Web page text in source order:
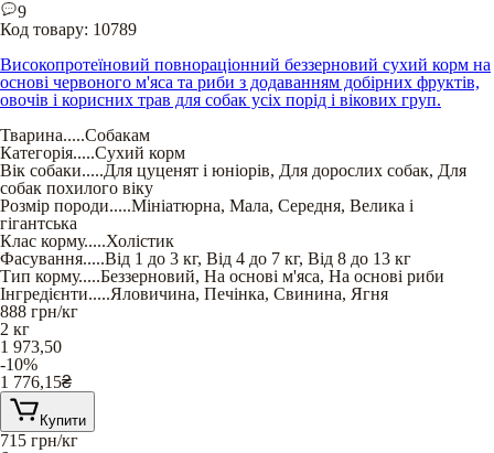
9
Код товару: 10789
Високопротеїновий повнораціонний беззерновий сухий корм на
основі червоного м'яса та риби з додаванням добірних фруктів,
овочів і корисних трав для собак усіх порід і вікових груп.
Тварина.....Собакам
Категорія.....Сухий корм
Вік собаки.....Для цуценят і юніорів, Для дорослих собак, Для
собак похилого віку
Розмір породи.....Мініатюрна, Мала, Середня, Велика і
гігантська
Клас корму.....Холістик
Фасування.....Від 1 до 3 кг, Від 4 до 7 кг, Від 8 до 13 кг
Тип корму.....Беззерновий, На основі м'яса, На основі риби
Інгредієнти.....Яловичина, Печінка, Свинина, Ягня
888 грн/кг
2 кг
1 973,50
-10%
1 776,15₴
Купити
715 грн/кг